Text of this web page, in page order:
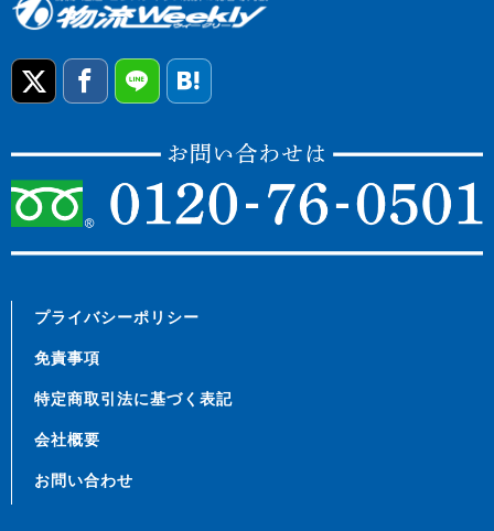
プライバシーポリシー
免責事項
特定商取引法に基づく表記
会社概要
お問い合わせ